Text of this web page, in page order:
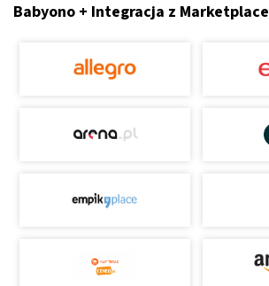
Babyono + Integracja z Marketplace